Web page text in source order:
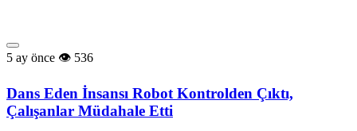
5 ay önce 536
Dans Eden İnsansı Robot Kontrolden Çıktı,
Çalışanlar Müdahale Etti